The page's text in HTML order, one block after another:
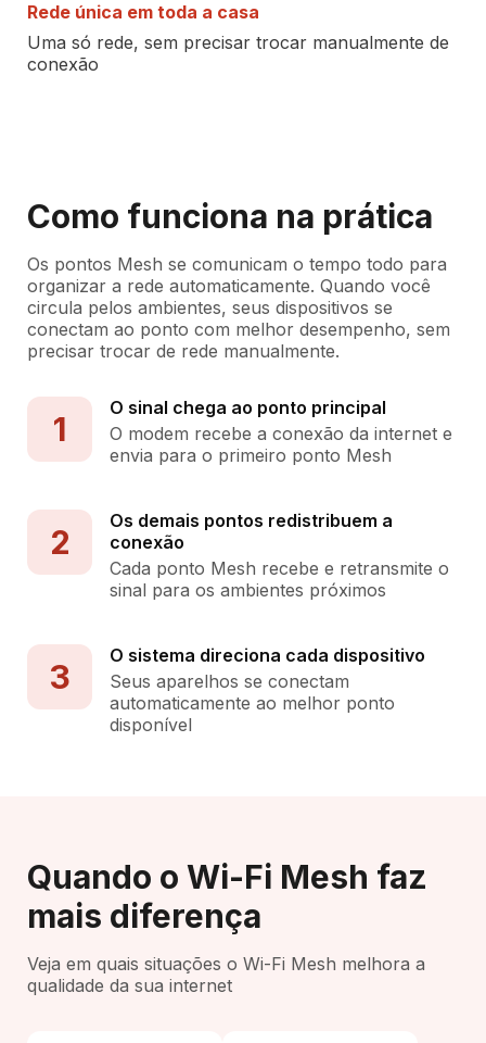
Rede única em toda a casa
Uma só rede, sem precisar trocar manualmente de
conexão
Como funciona na prática
Os pontos Mesh se comunicam o tempo todo para
organizar a rede automaticamente. Quando você
circula pelos ambientes, seus dispositivos se
conectam ao ponto com melhor desempenho, sem
precisar trocar de rede manualmente.
1
O sinal chega ao ponto principal
O modem recebe a conexão da internet e
envia para o primeiro ponto Mesh
2
Os demais pontos redistribuem a
conexão
Cada ponto Mesh recebe e retransmite o
sinal para os ambientes próximos
3
O sistema direciona cada dispositivo
Seus aparelhos se conectam
automaticamente ao melhor ponto
disponível
Quando o Wi-Fi Mesh faz
mais diferença
Veja em quais situações o Wi-Fi Mesh melhora a
qualidade da sua internet